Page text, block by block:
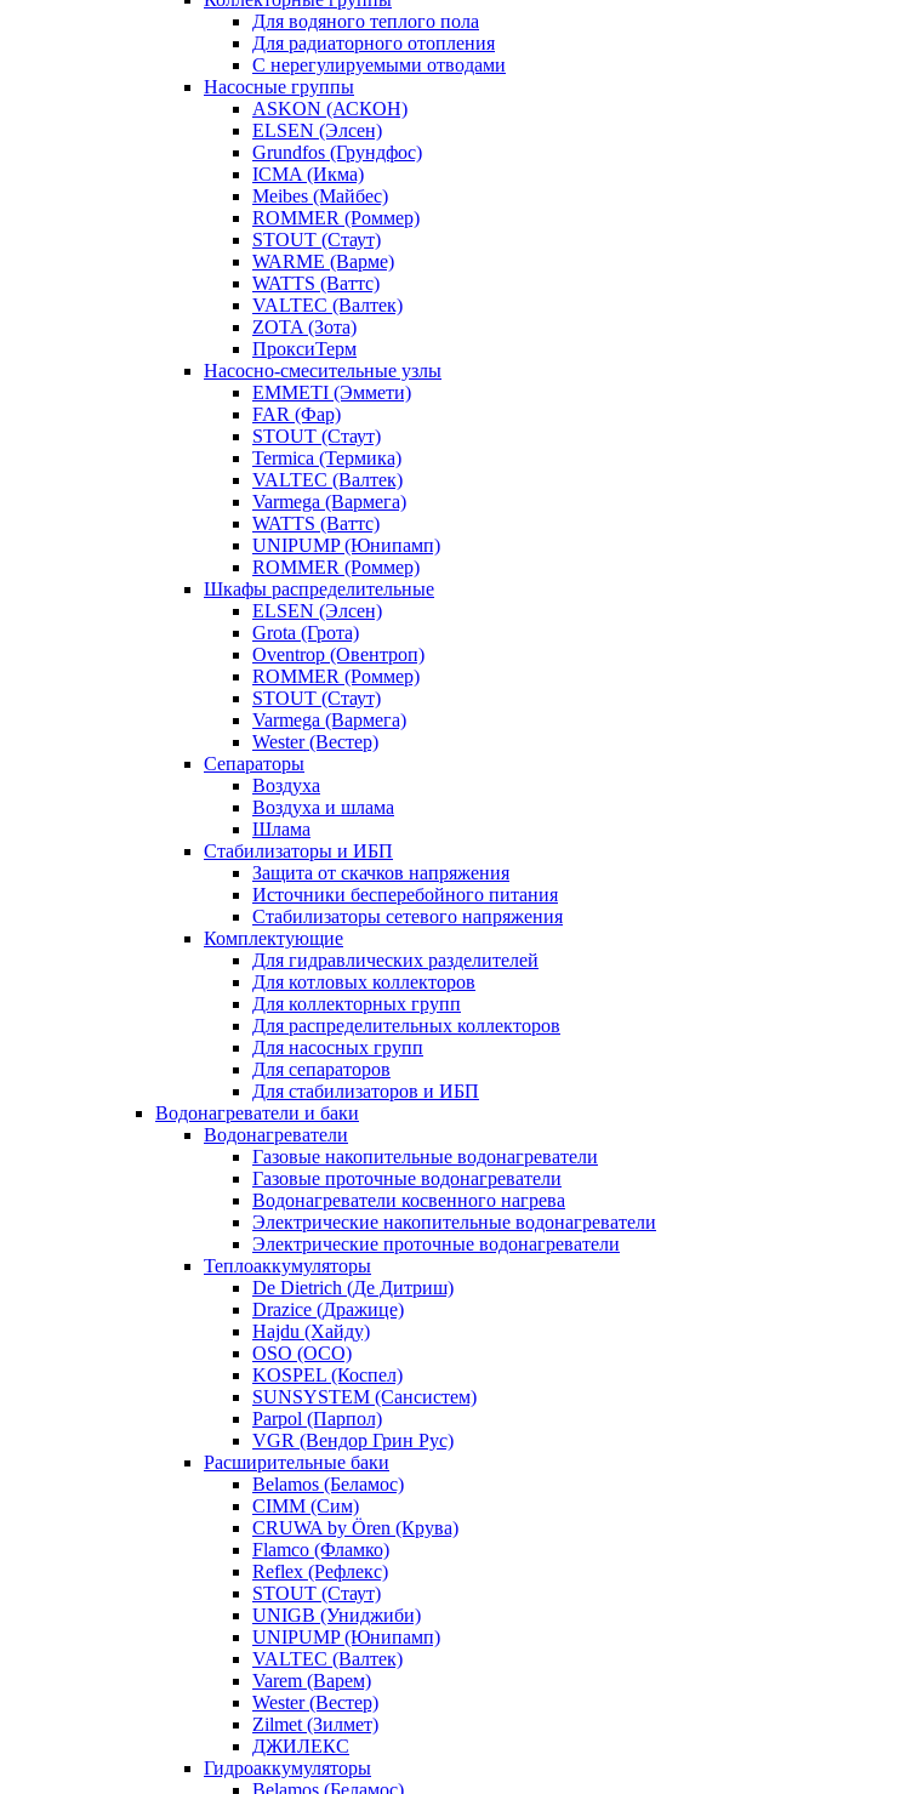
Для водяного теплого пола
Для радиаторного отопления
С нерегулируемыми отводами
Насосные группы
ASKON (АСКОН)
ELSEN (Элсен)
Grundfos (Грундфос)
ICMA (Икма)
Meibes (Майбес)
ROMMER (Роммер)
STOUT (Стаут)
WARME (Варме)
WATTS (Ваттс)
VALTEC (Валтек)
ZOTA (Зота)
ПроксиТерм
Насосно-смесительные узлы
EMMETI (Эммети)
FAR (Фар)
STOUT (Стаут)
Termica (Термика)
VALTEC (Валтек)
Varmega (Вармега)
WATTS (Ваттс)
UNIPUMP (Юнипамп)
ROMMER (Роммер)
Шкафы распределительные
ELSEN (Элсен)
Grota (Грота)
Oventrop (Овентроп)
ROMMER (Роммер)
STOUT (Стаут)
Varmega (Вармега)
Wester (Вестер)
Сепараторы
Воздуха
Воздуха и шлама
Шлама
Стабилизаторы и ИБП
Защита от скачков напряжения
Источники бесперебойного питания
Стабилизаторы сетевого напряжения
Комплектующие
Для гидравлических разделителей
Для котловых коллекторов
Для коллекторных групп
Для распределительных коллекторов
Для насосных групп
Для сепараторов
Для стабилизаторов и ИБП
Водонагреватели и баки
Водонагреватели
Газовые накопительные водонагреватели
Газовые проточные водонагреватели
Водонагреватели косвенного нагрева
Электрические накопительные водонагреватели
Электрические проточные водонагреватели
Теплоаккумуляторы
De Dietrich (Де Дитриш)
Drazice (Дражице)
Hajdu (Хайду)
OSO (ОСО)
KOSPEL (Коспел)
SUNSYSTEM (Сансистем)
Parpol (Парпол)
VGR (Вендор Грин Рус)
Расширительные баки
Belamos (Беламос)
CIMM (Сим)
CRUWA by Ören (Крува)
Flamco (Фламко)
Reflex (Рефлекс)
STOUT (Стаут)
UNIGB (Униджиби)
UNIPUMP (Юнипамп)
VALTEC (Валтек)
Varem (Варем)
Wester (Вестер)
Zilmet (Зилмет)
ДЖИЛЕКС
Гидроаккумуляторы
Belamos (Беламос)